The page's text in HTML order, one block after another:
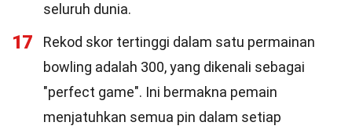
seluruh dunia.
17
Rekod skor tertinggi dalam satu permainan
bowling adalah 300, yang dikenali sebagai
"perfect game". Ini bermakna pemain
menjatuhkan semua pin dalam setiap